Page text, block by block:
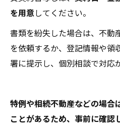
を用意してください。
書類を紛失した場合は、不動
を依頼するか、登記情報や領
署に提示し、個別相談で対応
特例や相続不動産などの場合
ことがあるため、事前に確認